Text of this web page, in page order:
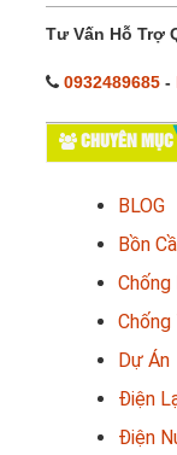
Tư Vấn Hỗ Trợ
0932489685 -
CHUYÊN MỤC
BLOG
Bồn
Chống
Dự Án
Điện
Điện